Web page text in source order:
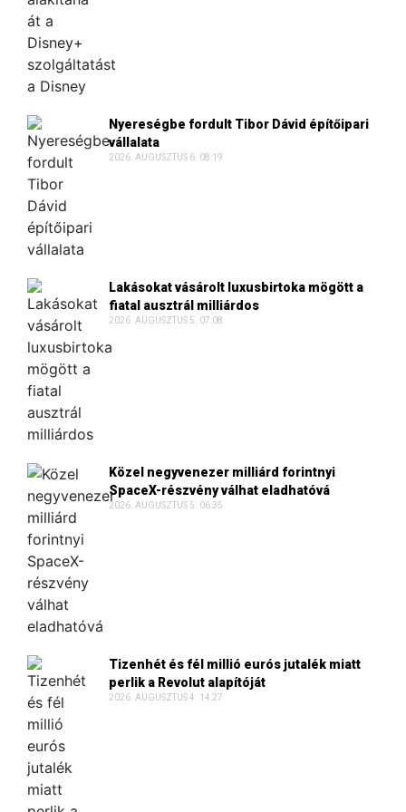
Nyereségbe fordult Tibor Dávid építőipari
vállalata
2026. AUGUSZTUS 6. 08:19
Lakásokat vásárolt luxusbirtoka mögött a
fiatal ausztrál milliárdos
2026. AUGUSZTUS 5. 07:08
Közel negyvenezer milliárd forintnyi
SpaceX-részvény válhat eladhatóvá
2026. AUGUSZTUS 5. 06:35
Tizenhét és fél millió eurós jutalék miatt
perlik a Revolut alapítóját
2026. AUGUSZTUS 4. 14:27